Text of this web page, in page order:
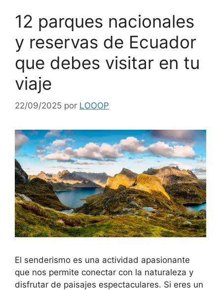
12 parques nacionales
y reservas de Ecuador
que debes visitar en tu
viaje
22/09/2025 por LOOOP
El senderismo es una actividad apasionante
que nos permite conectar con la naturaleza y
disfrutar de paisajes espectaculares. Si eres un